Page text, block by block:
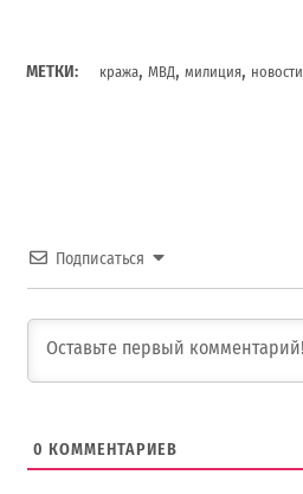
МЕТКИ: кража,МВД,милиция, новости
Подписаться
0 КОММЕНТАРИЕВ